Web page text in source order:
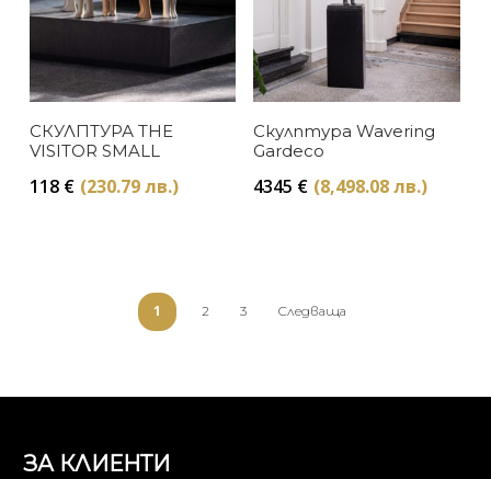
СКУЛПТУРА THE
VISITOR SMALL
118 € (230.79 лв.)
Скулптура Wavering
Gardeco
4345 € (8,498.08 лв.)
1 2 3 Следваща
ЗА КЛИЕНТИ